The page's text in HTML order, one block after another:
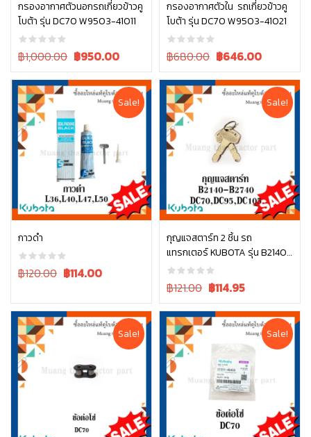
กรองอากาศตัวนอกรถเกี่ยวข้าวคู
โบต้า รุ่น DC70 W9503-41011
Original
was:
฿1,000.00.
฿1,000.00 Current
is:
฿1,000.00.
฿950.00
หยิบใส่ตะกร้า
กรองอากาศตัวใน รถเกี่ยวข้าวคู
โบต้า รุ่น DC70 W9503-41021
Original
was:
฿680.00.
฿680.00 Current
is:
฿680.00.
฿646.00
หยิบใส่ตะกร้า
Sale!
กาวดำ
Original
฿120.00.
฿120.00 Current
฿120.00.
฿114.00
หยิบใส่ตะกร้า
Sale!
กุญแจสตาร์ท 2 ชิ้น รถ
แทรกเตอร์ KUBOTA รุ่น B2140
– B2740 / DC70 / DC95 /
DC105 รหัส 15248-63700
Original
was:
฿121.00.
฿121.00 Current
is:
฿121.00.
฿114.95
หยิบใส่ตะกร้า
Sale! Sale!